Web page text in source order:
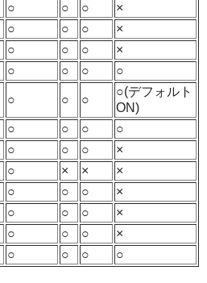
○ ○ ○
×
○ ○ ○
×
○ ○ ○
×
○ ○ ○ ○
○ ○ ○
○(デフォルト
ON)
○ ○ ○
○
○ ○ ○
×
○ × ×
×
○ ○ ○
×
○ ○ ○
×
○ ○ ○
×
○ ○ ○ ○